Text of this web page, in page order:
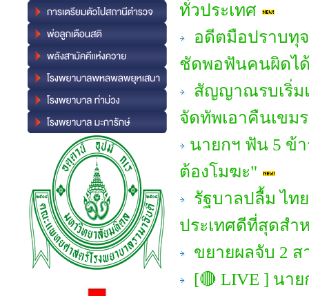
ทั่วประเทศ
อดีตมือปราบทุ
ชัดพอฟันคนผิดไ
สัญญาณรบเริ่ม
จัดทัพเอาคืนเขมร
นายกฯ ฟัน 5 ข้
ต้องโมฆะ"
รัฐบาลปลื้ม ไท
ประเทศดีที่สุดสำ
ขยายผลจับ 2
[🔴 LIVE ] นา